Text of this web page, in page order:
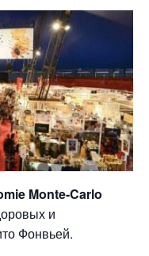
Monte-Carlo
и
Фонвьей.